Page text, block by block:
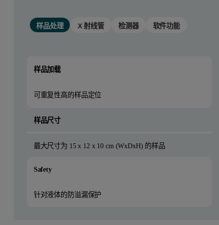
样品处理 X 射线管 检测器 软件功能
样品加载
可重复性高的样品定位
样品尺寸
最大尺寸为 15 x 12 x 10 cm (WxDxH) 的样品
Safety
针对液体的防溢漏保护